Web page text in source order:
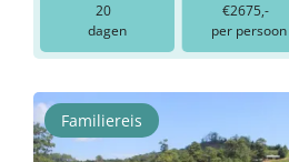
20
dagen
€2675,-
per persoon
Familiereis